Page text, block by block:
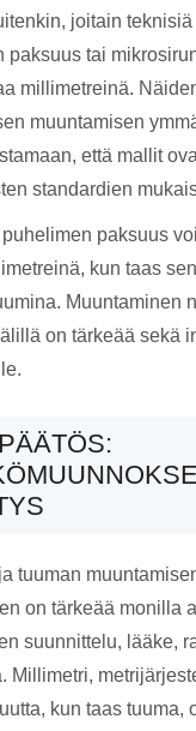
joitain
paksuus tai
millimetreinä.
muuntamisen
että mallit
standardien
paksuus
kun taas
Muuntaminen
on tärkeää sekä
tuuman
on tärkeää monilla
suunnittelu, lääke,
Millimetri,
kun taas tuuma,